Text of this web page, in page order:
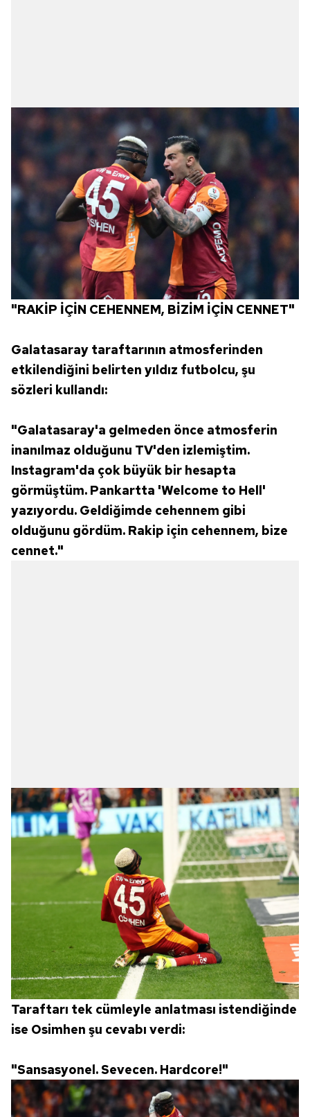
"RAKİP İÇİN CEHENNEM, BİZİM İÇİN CENNET"
Galatasaray taraftarının atmosferinden
etkilendiğini belirten yıldız futbolcu, şu
sözleri kullandı:
"Galatasaray'a gelmeden önce atmosferin
inanılmaz olduğunu TV'den izlemiştim.
Instagram'da çok büyük bir hesapta
görmüştüm. Pankartta 'Welcome to Hell'
yazıyordu. Geldiğimde cehennem gibi
olduğunu gördüm. Rakip için cehennem, bize
cennet."
Taraftarı tek cümleyle anlatması istendiğinde
ise Osimhen şu cevabı verdi:
"Sansasyonel. Sevecen. Hardcore!"